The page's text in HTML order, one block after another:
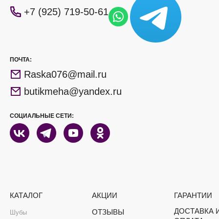
+7 (925) 719-50-61
ПОЧТА:
Raska076@mail.ru
butikmeha@yandex.ru
СОЦИАЛЬНЫЕ СЕТИ:
КАТАЛОГ
Шубы
АКЦИИ
ГАРАНТИИ
ОТЗЫВЫ
ДОСТАВКА